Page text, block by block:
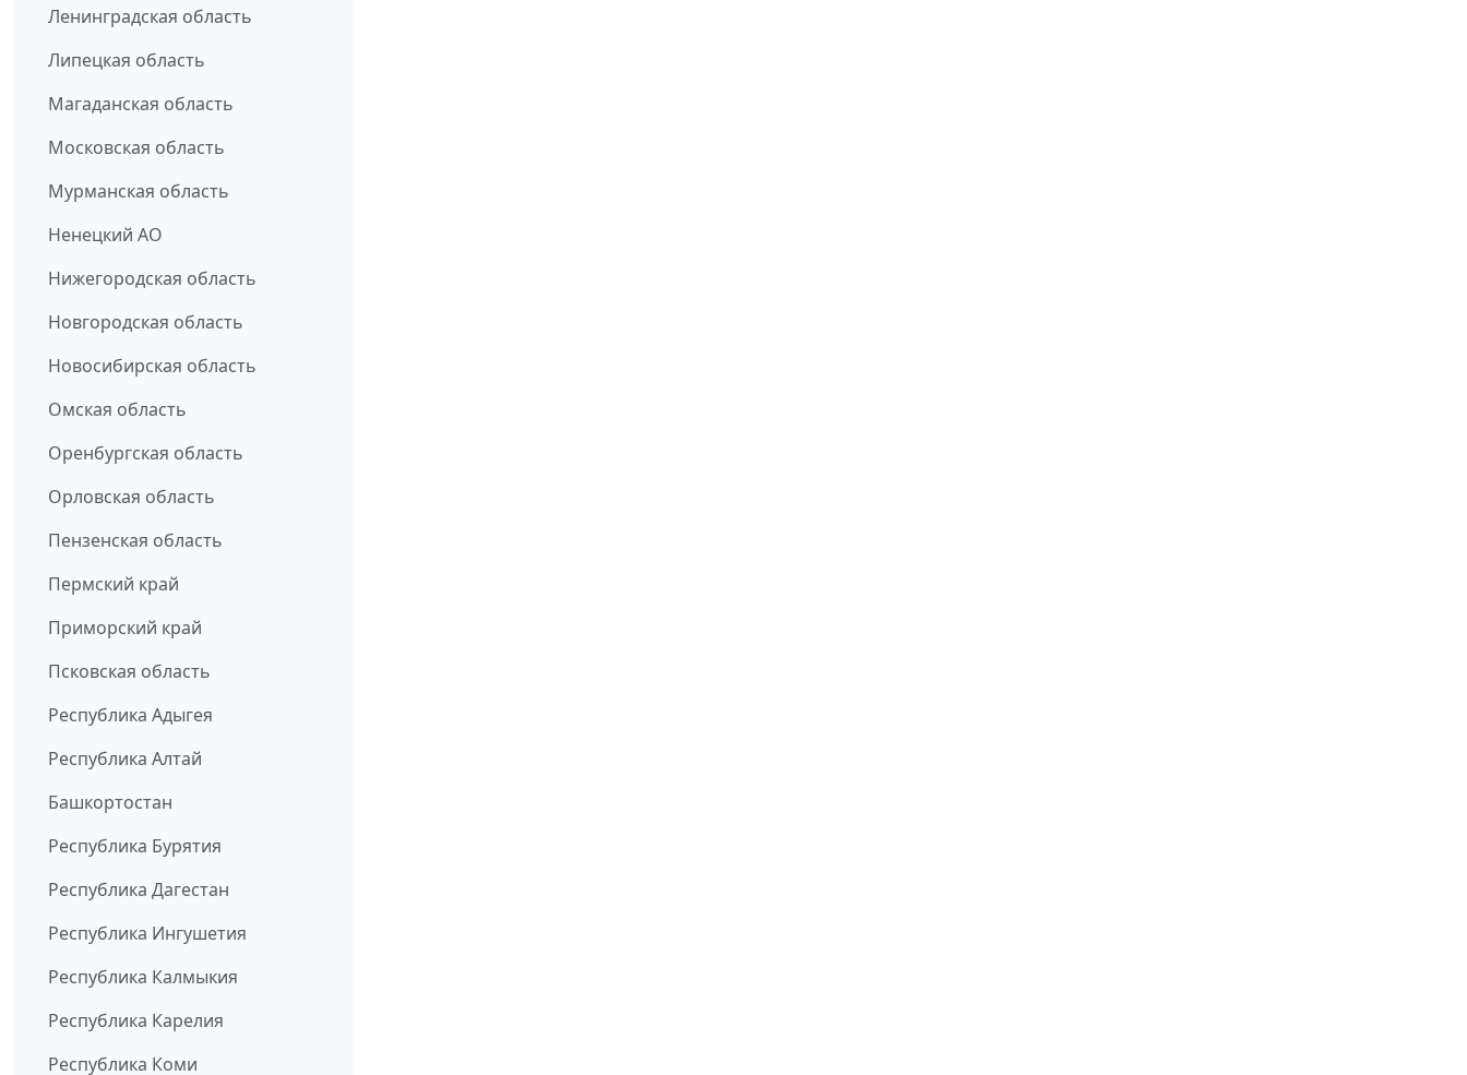
Ленинградская область
Липецкая область
Магаданская область
Московская область
Мурманская область
Ненецкий АО
Нижегородская область
Новгородская область
Новосибирская область
Омская область
Оренбургская область
Орловская область
Пензенская область
Пермский край
Приморский край
Псковская область
Республика Адыгея
Республика Алтай
Башкортостан
Республика Бурятия
Республика Дагестан
Республика Ингушетия
Республика Калмыкия
Республика Карелия
Республика Коми